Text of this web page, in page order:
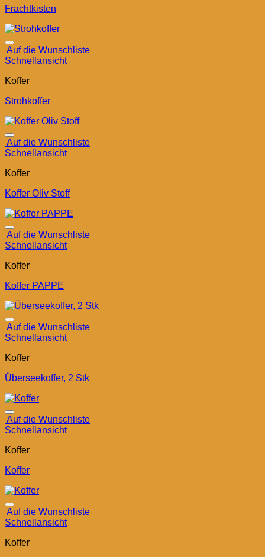
Frachtkisten
Auf die Wunschliste
Schnellansicht
Koffer
Strohkoffer
Auf die Wunschliste
Schnellansicht
Koffer
Koffer Oliv Stoff
Auf die Wunschliste
Schnellansicht
Koffer
Koffer PAPPE
Auf die Wunschliste
Schnellansicht
Koffer
Überseekoffer, 2 Stk
Auf die Wunschliste
Schnellansicht
Koffer
Koffer
Auf die Wunschliste
Schnellansicht
Koffer